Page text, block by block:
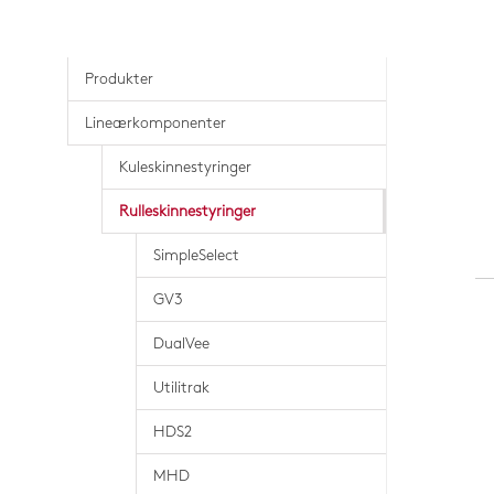
Produkter
Lineærkomponenter
Kuleskinnestyringer
Rulleskinnestyringer
SimpleSelect
GV3
DualVee
Utilitrak
HDS2
MHD